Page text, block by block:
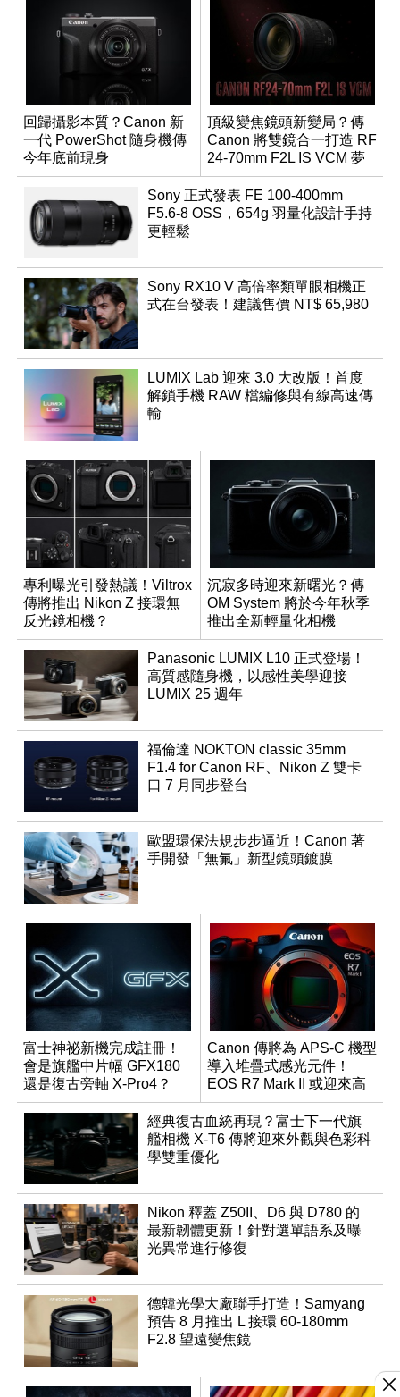
回歸攝影本質？Canon 新
一代 PowerShot 隨身機傳
今年底前現身
頂級變焦鏡頭新變局？傳
Canon 將雙鏡合一打造 RF
24-70mm F2L IS VCM 夢
幻規格
Sony 正式發表 FE 100-400mm
F5.6-8 OSS，654g 羽量化設計手持
更輕鬆
Sony RX10 V 高倍率類單眼相機正
式在台發表！建議售價 NT$ 65,980
LUMIX Lab 迎來 3.0 大改版！首度
解鎖手機 RAW 檔編修與有線高速傳
輸
專利曝光引發熱議！Viltrox
傳將推出 Nikon Z 接環無
反光鏡相機？
沉寂多時迎來新曙光？傳
OM System 將於今年秋季
推出全新輕量化相機
Panasonic LUMIX L10 正式登場！
高質感隨身機，以感性美學迎接
LUMIX 25 週年
福倫達 NOKTON classic 35mm
F1.4 for Canon RF、Nikon Z 雙卡
口 7 月同步登台
歐盟環保法規步步逼近！Canon 著
手開發「無氟」新型鏡頭鍍膜
富士神祕新機完成註冊！
會是旗艦中片幅 GFX180
還是復古旁軸 X-Pro4？
Canon 傳將為 APS-C 機型
導入堆疊式感光元件！
EOS R7 Mark II 或迎來高
速讀出升級
經典復古血統再現？富士下一代旗
艦相機 X-T6 傳將迎來外觀與色彩科
學雙重優化
Nikon 釋蓋 Z50II、D6 與 D780 的
最新韌體更新！針對選單語系及曝
光異常進行修復
德韓光學大廠聯手打造！Samyang
預告 8 月推出 L 接環 60-180mm
F2.8 望遠變焦鏡